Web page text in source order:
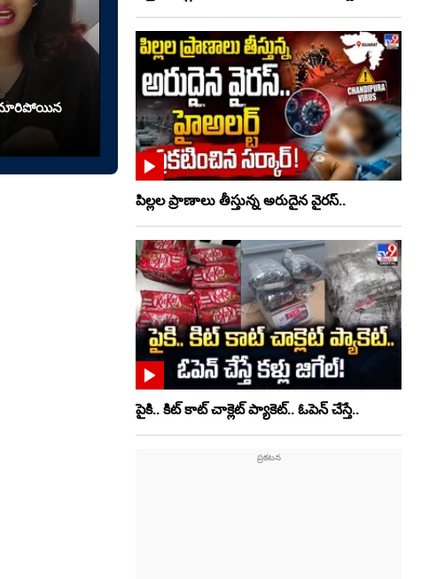
మారిపోయిన
పిల్లల ప్రాణాలు తీస్తున్న అరుదైన వైరస్..
పైకి.. కిట్‌ కాట్‌ చాక్లెట్ ప్యాకెట్‌.. ఓపెన్‌ చేస్తే..